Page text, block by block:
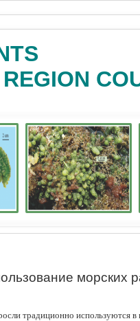
морских
традиционно используются